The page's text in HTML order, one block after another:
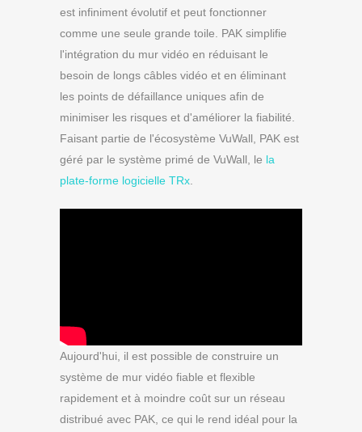
est infiniment évolutif et peut fonctionner
comme une seule grande toile. PAK simplifie
l'intégration du mur vidéo en réduisant le
besoin de longs câbles vidéo et en éliminant
les points de défaillance uniques afin de
minimiser les risques et d'améliorer la fiabilité.
Faisant partie de l'écosystème VuWall, PAK est
géré par le système primé de VuWall, le la
plate-forme logicielle TRx
Aujourd'hui, il est possible de construire un
système de mur vidéo fiable et flexible
rapidement et à moindre coût sur un réseau
distribué avec PAK, ce qui le rend idéal pour la